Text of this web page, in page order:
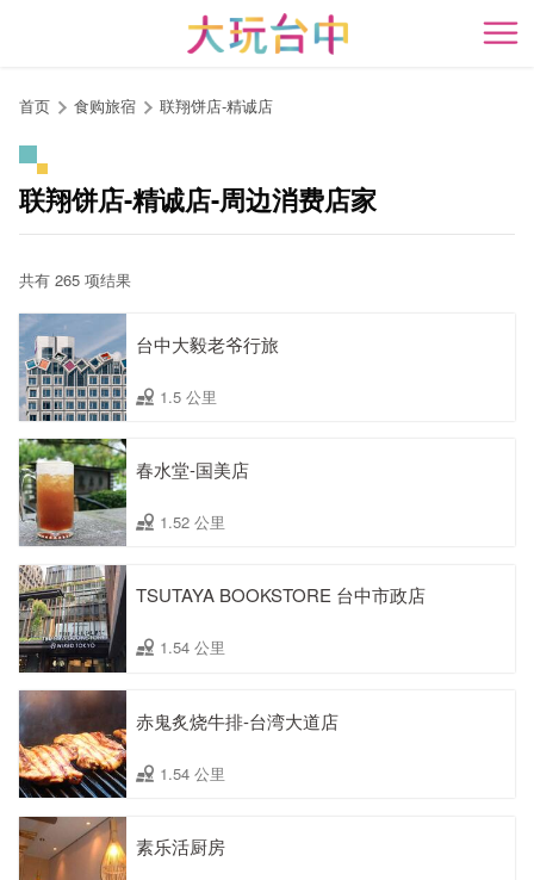
开
首页 食购旅宿 联翔饼店-精诚店
联翔饼店-精诚店-周边消费店家
共有 265 项结果
台中大毅老爷行旅
1.5 公里
春水堂-国美店
1.52 公里
TSUTAYA BOOKSTORE 台中市政店
1.54 公里
赤鬼炙烧牛排-台湾大道店
1.54 公里
素乐活厨房